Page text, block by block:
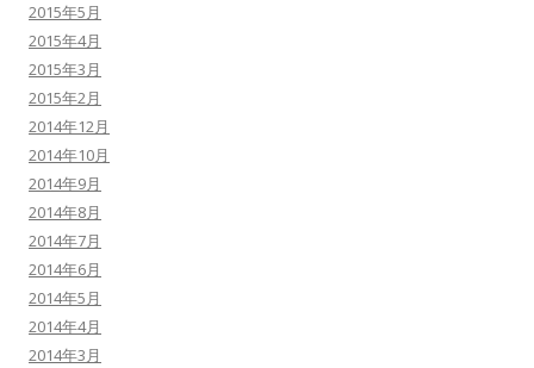
2015年5月
2015年4月
2015年3月
2015年2月
2014年12月
2014年10月
2014年9月
2014年8月
2014年7月
2014年6月
2014年5月
2014年4月
2014年3月